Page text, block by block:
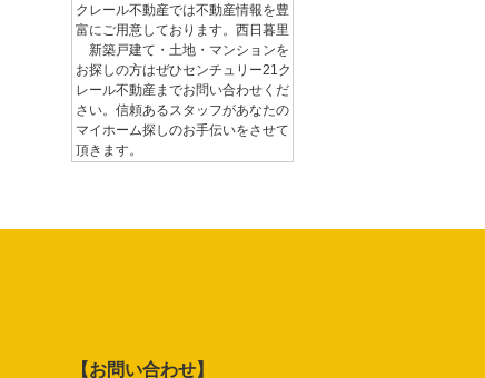
クレール不動産では不動産情報を豊
富にご用意しております。西日暮里
新築戸建て・土地・マンションを
お探しの方はぜひセンチュリー21ク
レール不動産までお問い合わせくだ
さい。信頼あるスタッフがあなたの
マイホーム探しのお手伝いをさせて
頂きます。
【お問い合わせ】